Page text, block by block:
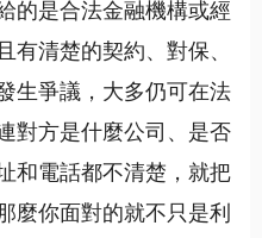
的是合法金融機構或經
有清楚的契約、對保、
生爭議，大多仍可在法
對方是什麼公司、是否
和電話都不清楚，就把
麼你面對的就不只是利